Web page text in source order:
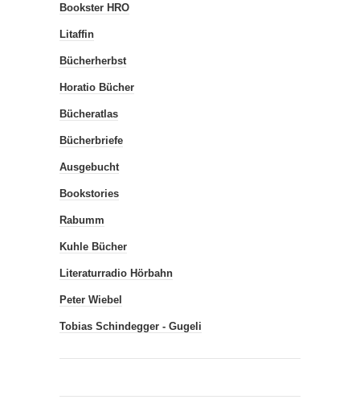
Bookster HRO
Litaffin
Bücherherbst
Horatio Bücher
Bücheratlas
Bücherbriefe
Ausgebucht
Bookstories
Rabumm
Kuhle Bücher
Literaturradio Hörbahn
Peter Wiebel
Tobias Schindegger - Gugeli